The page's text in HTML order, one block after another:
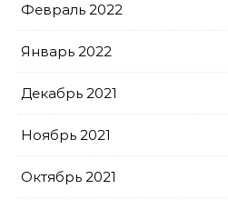
Февраль 2022
Январь 2022
Декабрь 2021
Ноябрь 2021
Октябрь 2021